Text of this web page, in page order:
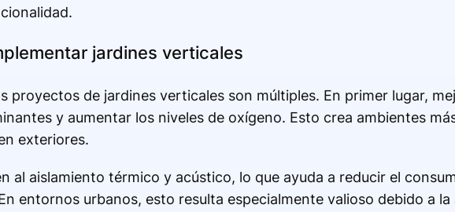
jardines verticales
proyectos de jardines verticales son múltiples. En primer lugar,
y aumentar los niveles de oxígeno. Esto crea ambientes
exteriores.
al aislamiento térmico y acústico, lo que ayuda a reducir el
entornos urbanos, esto resulta especialmente valioso debido a la